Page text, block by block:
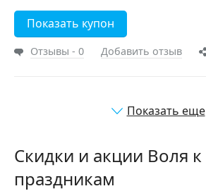
Показать купон
Отзывы - 0 Добавить отзыв
Показать еще
Скидки и акции Воля к
праздникам